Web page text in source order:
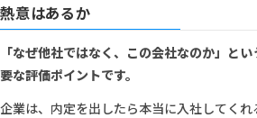
熱意はあるか
「なぜ他社ではなく、この会社なのか」と
要な評価ポイントです。
企業は、内定を出したら本当に入社してく